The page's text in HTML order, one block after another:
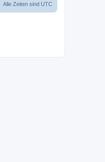
Alle Zeiten sind UTC